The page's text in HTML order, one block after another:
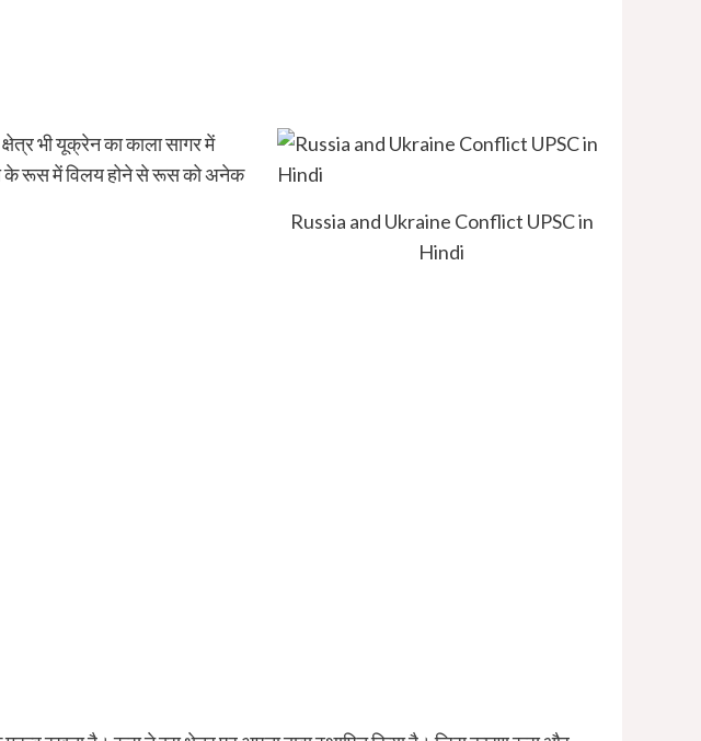
Russia and Ukraine Conflict UPSC in
Hindi
भी यूक्रेन का काला सागर में
के रूस में विलय होने से रूस को अनेक